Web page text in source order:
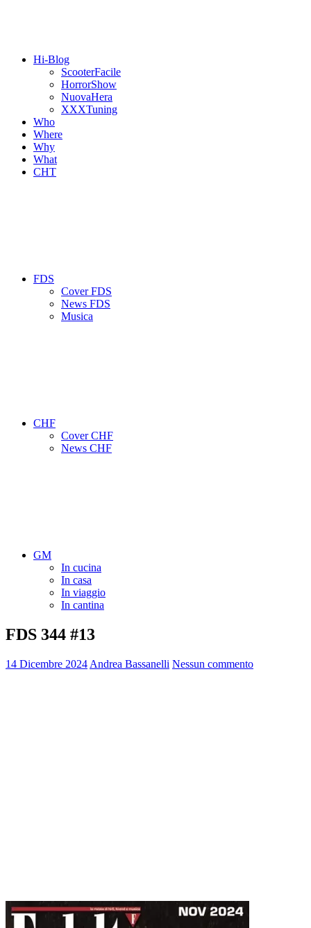
Hi-Blog
ScooterFacile
HorrorShow
NuovaHera
XXXTuning
Who
Where
Why
What
CHT
FDS
Cover FDS
News FDS
Musica
CHF
Cover CHF
News CHF
GM
In cucina
In casa
In viaggio
In cantina
FDS 344 #13
14 Dicembre 2024 Andrea Bassanelli Nessun commento